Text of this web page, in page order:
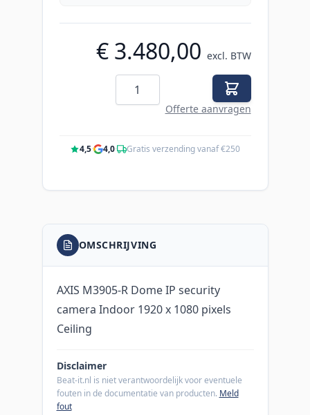
€ 3.480,00 excl. BTW
Aantal
Offerte aanvragen
4,5· 4,0· Gratis verzending vanaf €250
OMSCHRIJVING
AXIS M3905-R Dome IP security
camera Indoor 1920 x 1080 pixels
Ceiling
Disclaimer
Beat-it.nl is niet verantwoordelijk voor eventuele
fouten in de documentatie van producten. Meld
fout